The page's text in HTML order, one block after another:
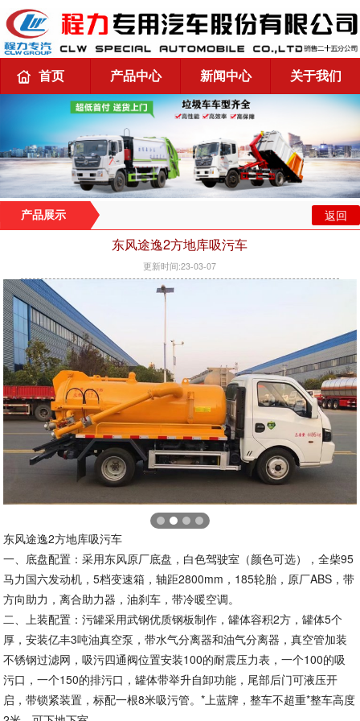
首页 产品中心 新闻中心 关于我们
产品展示 返回
东风途逸2方地库吸污车
更新时间:23-03-07
东风途逸2方地库吸污车
一、底盘配置：采用东风原厂底盘，白色驾驶室（颜色可选），全柴95
马力国六发动机，5档变速箱，轴距2800mm，185轮胎，原厂ABS，带
方向助力，离合助力器，油刹车，带冷暖空调。
二、上装配置：污罐采用武钢优质钢板制作，罐体容积2方，罐体5个
厚，安装亿丰3吨油真空泵，带水气分离器和油气分离器，真空管加装
不锈钢过滤网，吸污四通阀位置安装100的耐震压力表，一个100的吸
污口，一个150的排污口，罐体带举升自卸功能，尾部后门可液压开
启，带锁紧装置，标配一根8米吸污管。*上蓝牌，整车不超重*整车高度